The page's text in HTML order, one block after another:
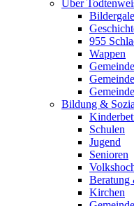
Über
955
Wappen
Bildung &
Schulen
Jugend
Senioren
Kirchen